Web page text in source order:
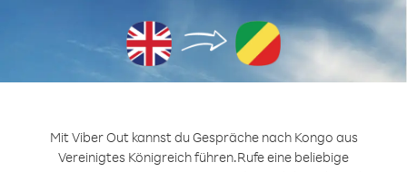
Mit Viber Out kannst du Gespräche nach Kongo aus
Vereinigtes Königreich führen.Rufe eine beliebige